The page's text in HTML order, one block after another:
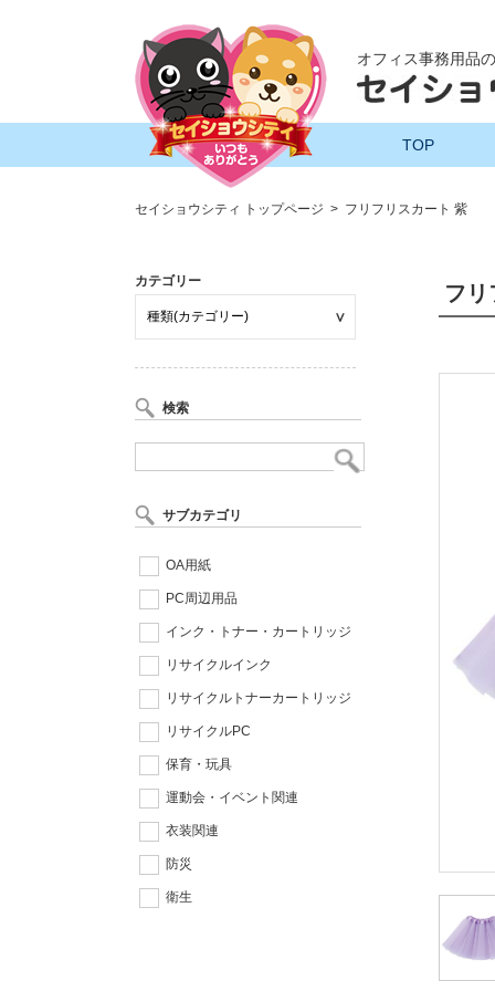
オフィス事務用品
TOP
セイショウシティ トップページ フリフリスカート 紫
フ
カテゴリー
検索
サブカテゴリ
OA用紙
PC周辺用品
インク・トナー・カートリッジ
リサイクルインク
リサイクルトナーカートリッジ
リサイクルPC
保育・玩具
運動会・イベント関連
衣装関連
防災
衛生